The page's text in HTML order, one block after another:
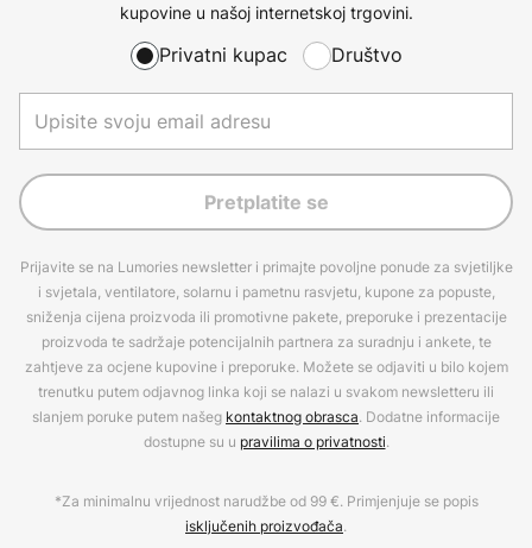
kupovine u našoj internetskoj trgovini.
Privatni kupac Društvo
Pretplatite se
Prijavite se na Lumories newsletter i primajte povoljne ponude za svjetiljke
i svjetala, ventilatore, solarnu i pametnu rasvjetu, kupone za popuste,
sniženja cijena proizvoda ili promotivne pakete, preporuke i prezentacije
proizvoda te sadržaje potencijalnih partnera za suradnju i ankete, te
zahtjeve za ocjene kupovine i preporuke. Možete se odjaviti u bilo kojem
trenutku putem odjavnog linka koji se nalazi u svakom newsletteru ili
slanjem poruke putem našeg kontaktnog obrasca. Dodatne informacije
dostupne su u pravilima o privatnosti.
*Za minimalnu vrijednost narudžbe od 99 €. Primjenjuje se popis
isključenih proizvođača.